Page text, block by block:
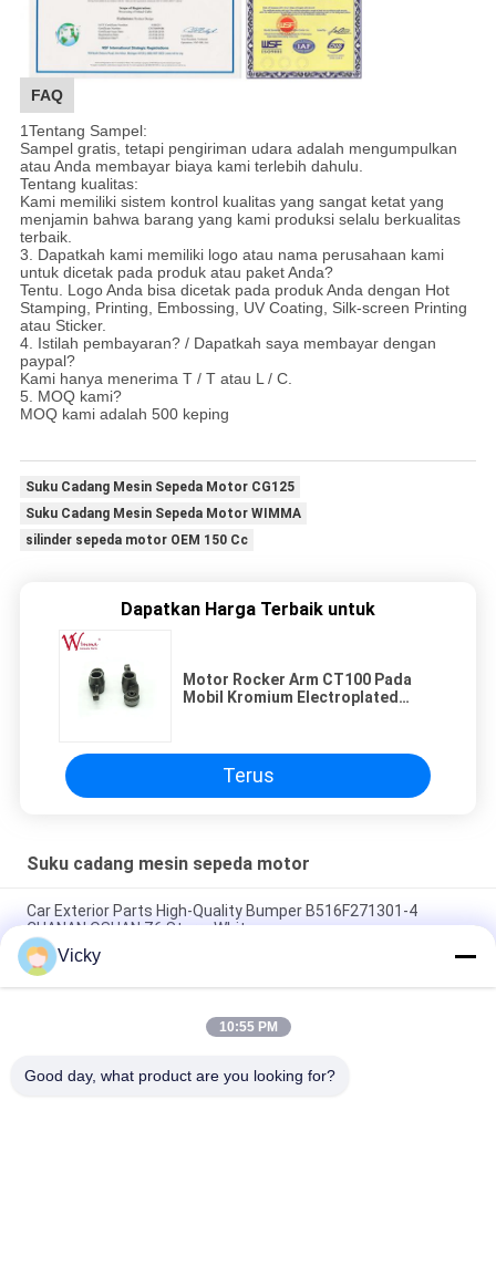
FAQ
1Tentang Sampel:
Sampel gratis, tetapi pengiriman udara adalah mengumpulkan
atau Anda membayar biaya kami terlebih dahulu.
Tentang kualitas:
Kami memiliki sistem kontrol kualitas yang sangat ketat yang
menjamin bahwa barang yang kami produksi selalu berkualitas
terbaik.
3. Dapatkah kami memiliki logo atau nama perusahaan kami
untuk dicetak pada produk atau paket Anda?
Tentu. Logo Anda bisa dicetak pada produk Anda dengan Hot
Stamping, Printing, Embossing, UV Coating, Silk-screen Printing
atau Sticker.
4. Istilah pembayaran? / Dapatkah saya membayar dengan
paypal?
Kami hanya menerima T / T atau L / C.
5. MOQ kami?
MOQ kami adalah 500 keping
Suku Cadang Mesin Sepeda Motor CG125
Suku Cadang Mesin Sepeda Motor WIMMA
silinder sepeda motor OEM 150 Cc
Dapatkan Harga Terbaik untuk
Motor Rocker Arm CT100 Pada
Mobil Kromium Electroplated
Terus
Suku cadang mesin sepeda motor
Car Exterior Parts High-Quality Bumper B516F271301-4
CHANAN OSHAN​ Z6 Starry White
Motor starter Honda EX5 Mesin Sepeda Motor suku cadang
Grosir Murah Dengan Kinerja Tinggi
Sepeda motor busi untuk CPR8EAIX-9 China Pemasok Sistem
Vicky
10:55 PM
Good day, what product are you looking for?